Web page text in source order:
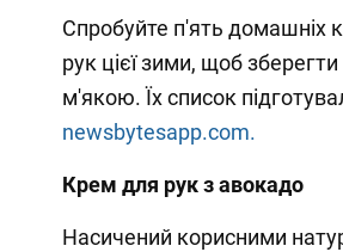
Спробуйте п'ять домашніх
рук цієї зими, щоб
м'якою. Їх список
newsbytesapp.com.
Крем для рук з авокадо
Насичений корисними